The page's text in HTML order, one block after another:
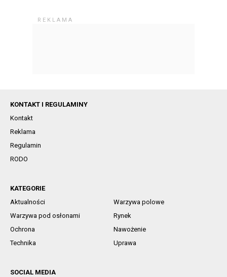
KONTAKT I REGULAMINY
Kontakt
Reklama
Regulamin
RODO
KATEGORIE
Aktualności
Warzywa polowe
Warzywa pod osłonami
Rynek
Ochrona
Nawożenie
Technika
Uprawa
SOCIAL MEDIA